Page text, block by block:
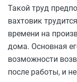
Такой труд
вахтовик
времени на
дома. Основная
возможности
после работы, и